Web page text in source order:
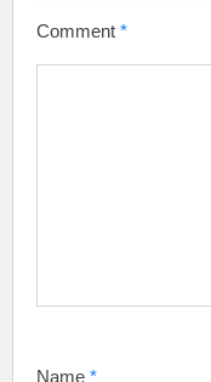
Comment *
Name *